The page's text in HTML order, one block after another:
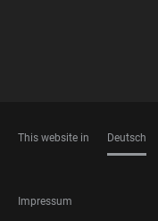
This website in Deutsch
FOOTER
Impressum